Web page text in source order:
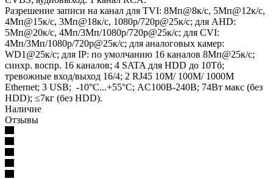
Разрешение записи на канал для TVI: 8Мп@8к/с, 5Мп@12к/с,
4Мп@15к/с, 3Мп@18к/с, 1080p/720p@25к/с; для AHD:
5Мп@20к/с, 4Мп/3Мп/1080p/720p@25к/с; для CVI:
4Мп/3Мп/1080p/720p@25к/с; для аналоговых камер:
WD1@25к/с; для IP: по умолчанию 16 каналов 8Мп@25к/с;
синхр. воспр. 16 каналов; 4 SATA для HDD до 10Тб;
тревожные вход/выход 16/4; 2 RJ45 10M/ 100M/ 1000М
Ethernet; 3 USB; -10°C...+55°C; АC100В-240В; 74Вт макс (без
HDD); ≤7кг (без HDD).
Наличие
Отзывы